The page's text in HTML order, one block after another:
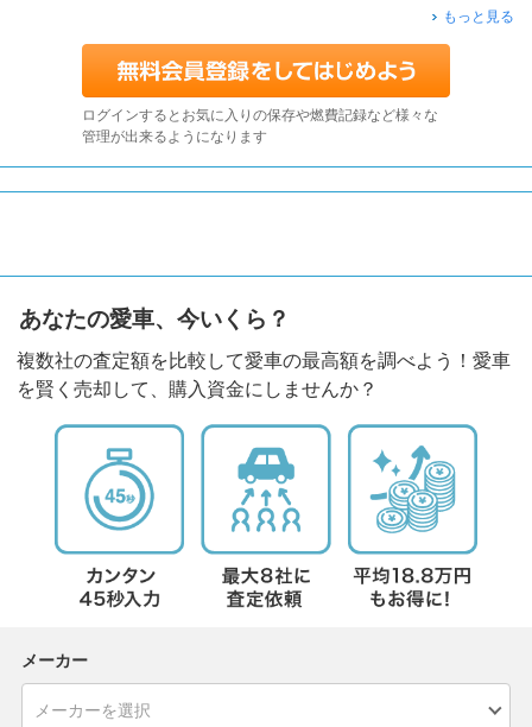
もっと見る
ログインするとお気に入りの保存や燃費記録など様々な
管理が出来るようになります
あなたの愛車、今いくら？
複数社の査定額を比較して愛車の最高額を調べよう！愛車
を賢く売却して、購入資金にしませんか？
メーカー